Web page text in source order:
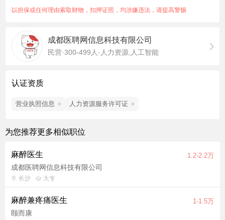
以担保或任何理由索取财物，扣押证照，均涉嫌违法，请提高警惕
成都医聘网信息科技有限公司
民营·300-499人·人力资源,人工智能
认证资质
营业执照信息 人力资源服务许可证
为您推荐更多相似职位
麻醉医生 1.2-2.2万
成都医聘网信息科技有限公司
长沙 大专
麻醉兼疼痛医生 1-1.5万
颐而康